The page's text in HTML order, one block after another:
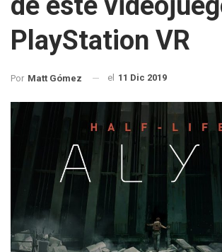
PlayStation VR
Por Matt Gómez el 11 Dic 2019